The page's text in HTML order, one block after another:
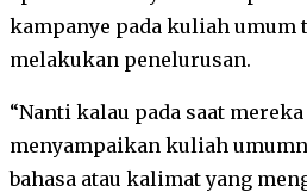
kampanye pada kuliah umum
melakukan penelurusan.
“Nanti kalau pada saat
menyampaikan kuliah
bahasa atau kalimat yang